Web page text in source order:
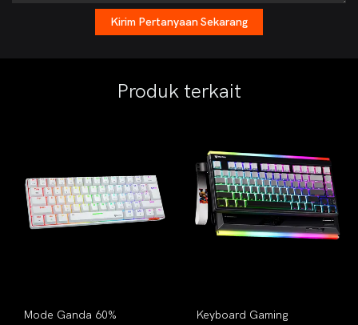
Kirim Pertanyaan Sekarang
Produk terkait
Mode Ganda 60%
Keyboard Gaming